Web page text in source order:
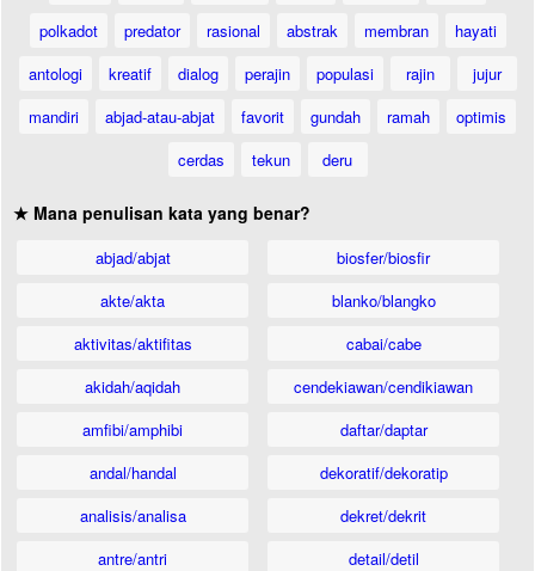
polkadot
predator rasional abstrak membran
hayati
antologi
kreatif dialog perajin populasi rajin
jujur
mandiri
abjad-atau-abjat favorit gundah ramah
optimis
cerdas
tekun deru
★ Mana penulisan kata yang benar?
abjad/abjat
akte/akta
aktivitas/aktifitas
akidah/aqidah
amfibi/amphibi
andal/handal
analisis/analisa
antre/antri
biosfer/biosfir
blanko/blangko
cabai/cabe
cendekiawan/cendikiawan
daftar/daptar
dekoratif/dekoratip
dekret/dekrit
detail/detil